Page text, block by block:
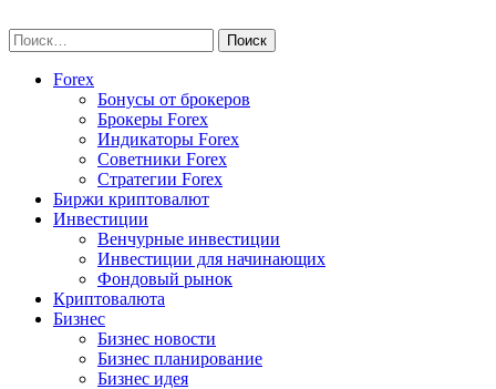
to
content
Найти:
Forex
Бонусы от брокеров
Брокеры Forex
Индикаторы Forex
Советники Forex
Стратегии Forex
Биржи криптовалют
Инвестиции
Венчурные инвестиции
Инвестиции для начинающих
Фондовый рынок
Криптовалюта
Бизнес
Бизнес новости
Бизнес планирование
Бизнес идея